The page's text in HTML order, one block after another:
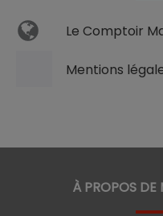
Le Comptoir
Mentions
À PROPOS DE